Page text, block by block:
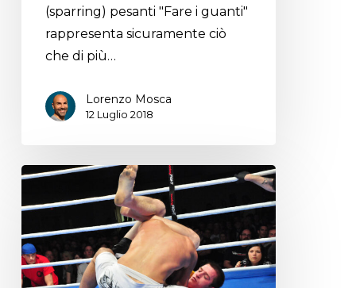
(sparring) pesanti "Fare i guanti"
rappresenta sicuramente ciò
che di più…
Lorenzo Mosca
12 Luglio 2018